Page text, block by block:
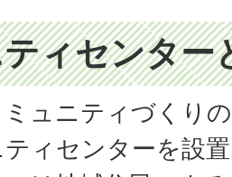
ィセンター
ュニティづくり
ィセンターを設